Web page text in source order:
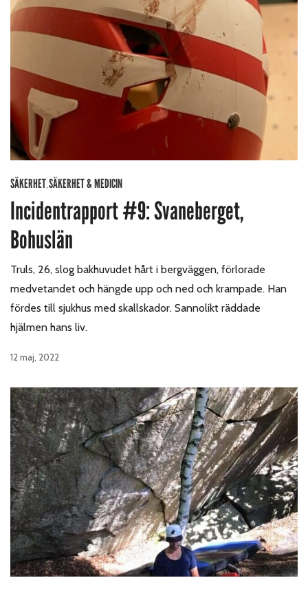
SÄKERHET,SÄKERHET & MEDICIN
Incidentrapport #9: Svaneberget,
Bohuslän
Truls, 26, slog bakhuvudet hårt i bergväggen, förlorade
medvetandet och hängde upp och ned och krampade. Han
fördes till sjukhus med skallskador. Sannolikt räddade
hjälmen hans liv.
12 maj, 2022